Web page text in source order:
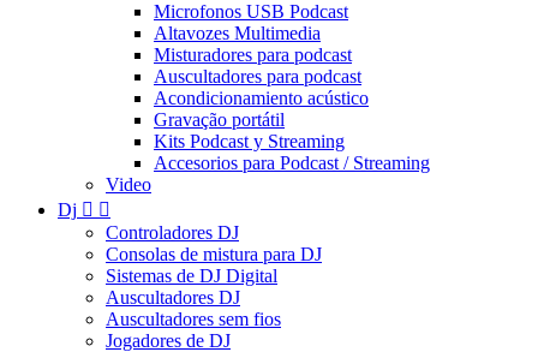
Microfonos USB Podcast
Altavozes Multimedia
Misturadores para podcast
Auscultadores para podcast
Acondicionamiento acústico
Gravação portátil
Kits Podcast y Streaming
Accesorios para Podcast / Streaming
Video
Dj  
Controladores DJ
Consolas de mistura para DJ
Sistemas de DJ Digital
Auscultadores DJ
Auscultadores sem fios
Jogadores de DJ